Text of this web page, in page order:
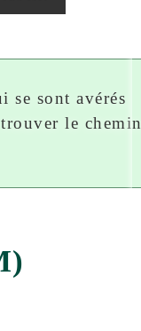
se sont avérés
le chemin